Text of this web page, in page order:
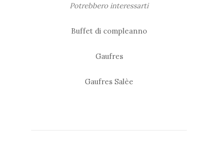
Potrebbero interessarti
Buffet di compleanno
Gaufres
Gaufres Salèe